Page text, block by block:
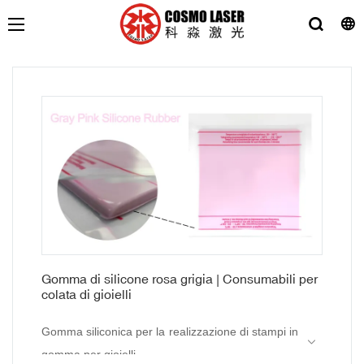
Gomma di silicone rosa grigia | Consumabili per
colata di gioielli
Gomma siliconica per la realizzazione di stampi in
gomma per gioielli